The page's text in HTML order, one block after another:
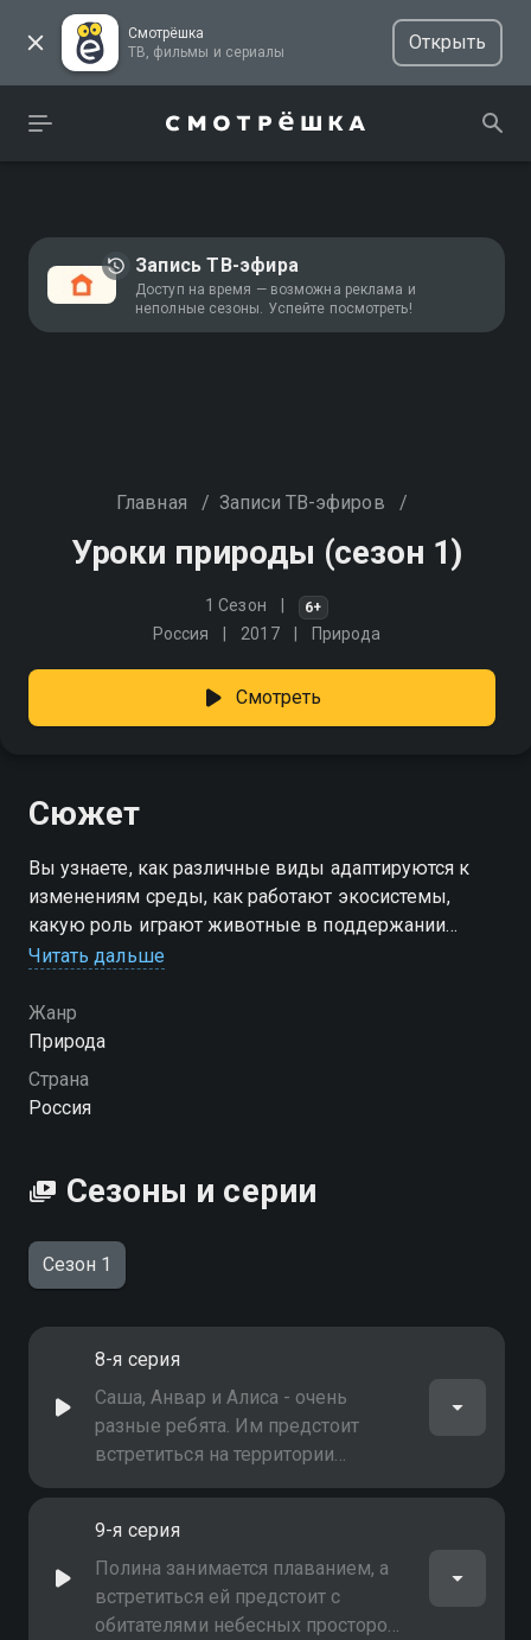
Смотрёшка
ТВ, фильмы и сериалы
Открыть
Запись ТВ-эфира
Доступ на время — возможна реклама и
неполные сезоны. Успейте посмотреть!
Главная / Записи ТВ-эфиров /
Уроки природы (сезон 1)
1 Сезон 6+
Россия 2017 Природа
Смотреть
Сюжет
Вы узнаете, как различные виды адаптируются к
изменениям среды, как работают экосистемы,
какую роль играют животные в поддержании
баланса на планете. Погружайтесь в мир живой
Посмотреть онлайн 1 сезон сериала Уроки природы
вы можете совершенно бесплатно в хорошем HD
качестве на Смотрёшке
Читать дальше
Жанр
Природа
Страна
Россия
Сезоны и серии
Сезон 1
8-я серия
Саша, Анвар и Алиса - очень
разные ребята. Им предстоит
встретиться на территории
Усадьбы Бахаревых и узнать
животных, но и о себе
9-я серия
Полина занимается плаванием, а
встретиться ей предстоит с
обитателями небесных просторов